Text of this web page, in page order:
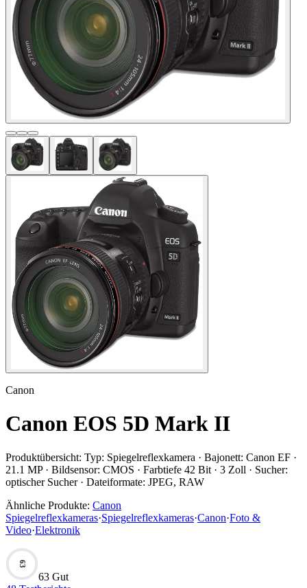
Canon
Canon EOS 5D Mark II
Produktübersicht: Typ: Spiegelreflexkamera · Bajonett: Canon EF ·
21.1 MP · Bildsensor: CMOS · Farbtiefe 42 Bit · 3 Zoll · Sucher:
optischer Sucher · Dateiformate: JPEG, RAW
Ähnliche Produkte: Canon
Spiegelreflexkameras·Spiegelreflexkameras·Canon·Foto &
Video·Elektronik
63
63 Gut